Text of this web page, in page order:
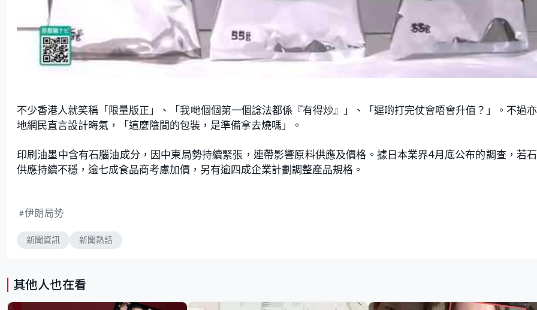
不少香港人就笑稱「限量版正」、「我哋個個第一個諗法都係『有得炒』」、「遲啲打完仗會唔會升值？」。不過
地網民直言設計晦氣，「這麼陰間的包裝，是準備拿去燒嗎」。
印刷油墨中含有石腦油成分，因中東局勢持續緊張，連帶影響原料供應及價格。據日本業界4月底公布的調查，若
供應持續不穩，逾七成食品商考慮加價，另有逾四成企業計劃調整產品規格。
伊朗局勢
新聞資訊 新聞熱話
其他人也在看